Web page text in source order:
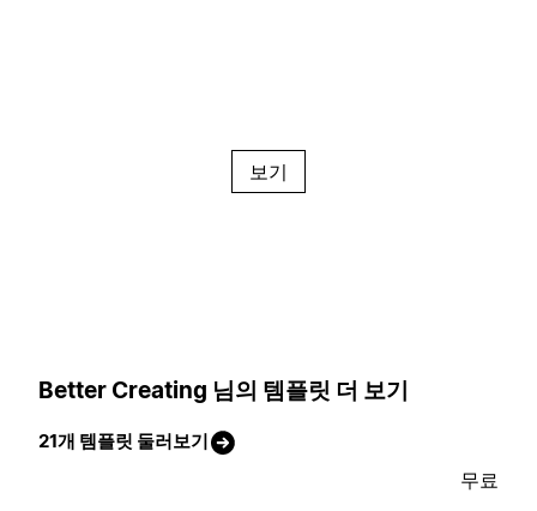
보기
Better Creating 님의 템플릿 더 보기
21개 템플릿 둘러보기
무료